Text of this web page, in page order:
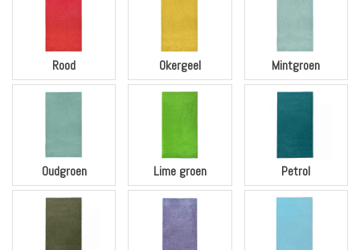
Rood Okergeel Mintgroen
Oudgroen Lime groen Petrol